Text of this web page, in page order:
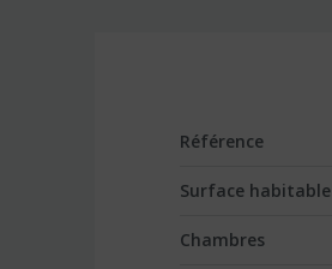
Référence
Surface habitable
Chambres